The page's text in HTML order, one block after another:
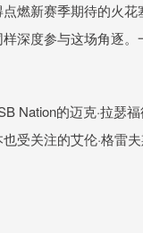
燃新赛季期待的火
深度参与这场角逐
Nation的迈克·拉瑟
受关注的艾伦·格雷